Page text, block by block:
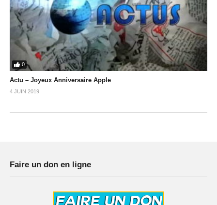
0
Actu – Joyeux Anniversaire Apple
4 JUIN 2019
Faire un don en ligne